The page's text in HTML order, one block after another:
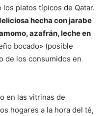
platos típicos de Qatar.
hecha con jarabe
azafrán, leche en
bocado» (posible
de los consumidos en
en las vitrinas de
hogares a la hora del té,